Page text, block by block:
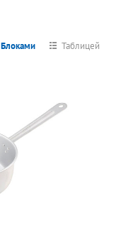
Блоками Таблицей